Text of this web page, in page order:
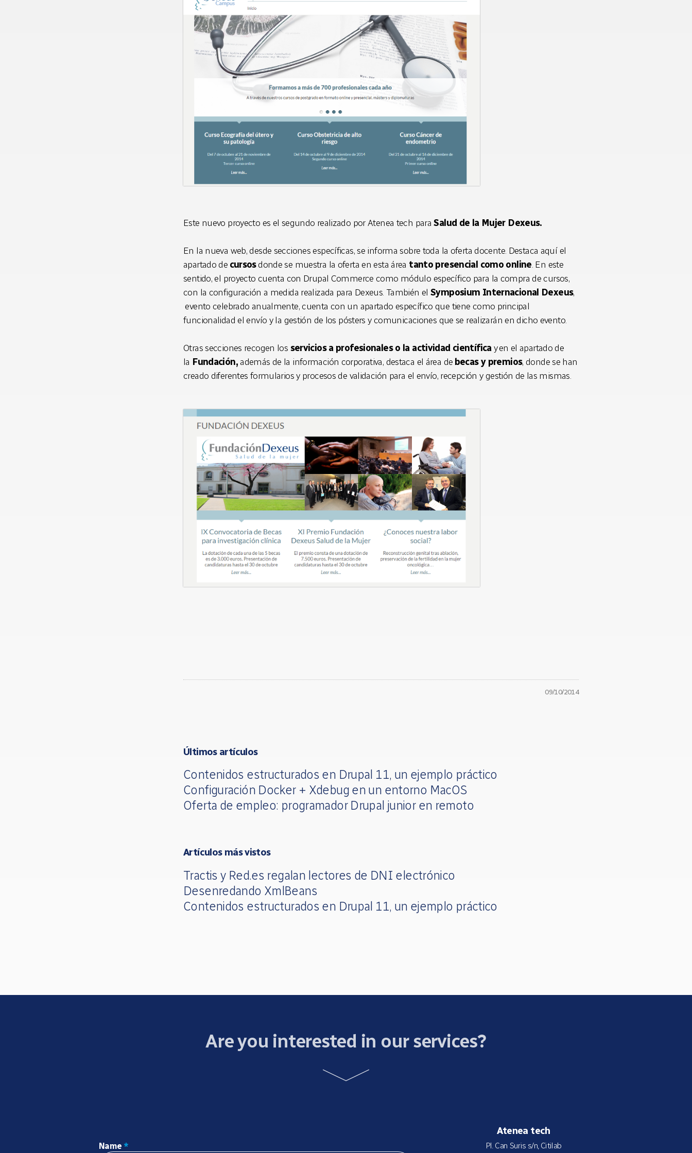
Este nuevo proyecto es el segundo realizado por Atenea tech paraSalud de la Mujer Dexeus.
En la nueva web, desde secciones específicas, se informa sobre toda la oferta docente. Destaca aquí el
apartado de cursosdonde se muestra la oferta en esta área tanto presencial como online. En este
sentido, el proyecto cuenta con Drupal Commerce como módulo específico para la compra de cursos,
con la configuración a medida realizada para Dexeus. También elSymposium Internacional Dexeus,
evento celebrado anualmente, cuenta con un apartado específico que tiene como principal
funcionalidad el envío y la gestión de los pósters y comunicaciones que se realizarán en dicho evento.
Otras secciones recogen los servicios a profesionales o la actividad científicay en el apartado de
la Fundación,además de la información corporativa, destaca el área debecas y premios, donde se han
creado diferentes formularios y procesos de validación para el envío, recepción y gestión de las mismas.
09/10/2014
Últimos artículos
Contenidos estructurados en Drupal 11, un ejemplo práctico
Configuración Docker + Xdebug en un entorno MacOS
Oferta de empleo: programador Drupal junior en remoto
Artículos más vistos
Tractis y Red.es regalan lectores de DNI electrónico
Desenredando XmlBeans
Contenidos estructurados en Drupal 11, un ejemplo práctico
Are you interested in our services?
Atenea tech
Pl. Can Suris s/n, Citilab
Name *